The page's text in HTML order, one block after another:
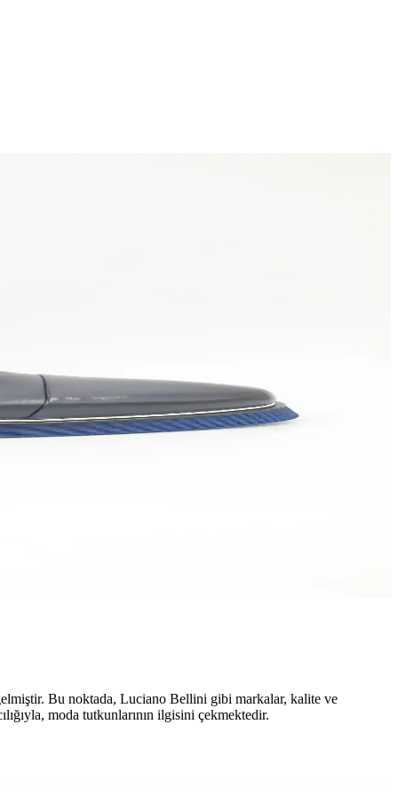
Bu noktada, Luciano Bellini gibi markalar, kalite ve
moda tutkunlarının ilgisini çekmektedir.